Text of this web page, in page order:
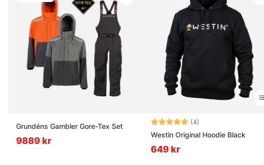
Grundéns Gambler Gore-Tex Set
9889 kr
Betyg: (4)
Westin Original Hoodie Black
649 kr